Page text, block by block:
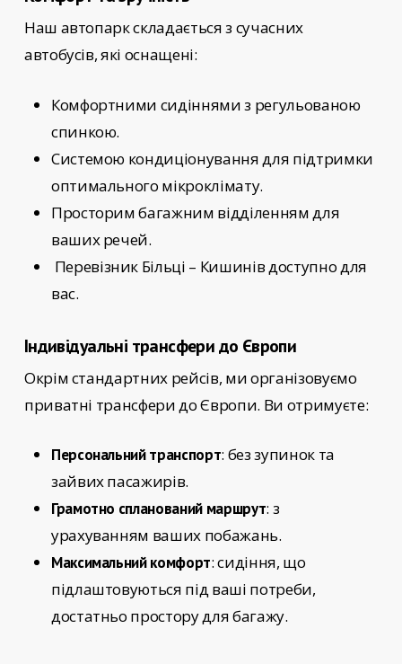
Наш автопарк складається з сучасних
автобусів, які оснащені:
Комфортними сидіннями з регульованою
спинкою.
Системою кондиціонування для підтримки
оптимального мікроклімату.
Просторим багажним відділенням для
ваших речей.
Перевізник Більці – Кишинів доступно для
вас.
Індивідуальні трансфери до Європи
Окрім стандартних рейсів, ми організовуємо
приватні трансфери до Європи. Ви отримуєте:
Персональний транспорт: без зупинок та
зайвих пасажирів.
Грамотно спланований маршрут: з
урахуванням ваших побажань.
Максимальний комфорт: сидіння, що
підлаштовуються під ваші потреби,
достатньо простору для багажу.